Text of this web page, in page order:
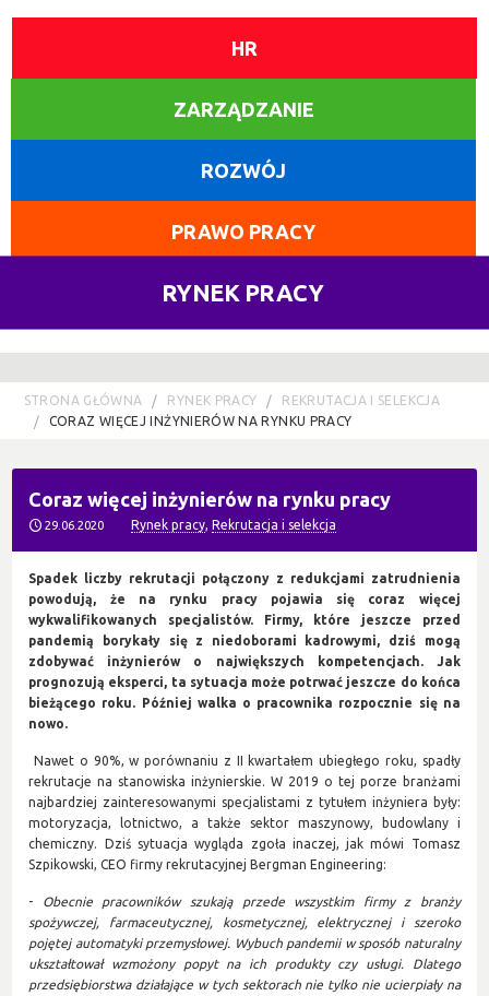
HR
ZARZĄDZANIE
ROZWÓJ
PRAWO PRACY
RYNEK PRACY
STRONA GŁÓWNA RYNEK PRACY
REKRUTACJA I SELEKCJA
CORAZ WIĘCEJ INŻYNIERÓW NA RYNKU PRACY
Coraz więcej inżynierów na rynku pracy
29.06.2020 Rynek pracy,Rekrutacja i selekcja
Spadek liczby rekrutacji połączony z redukcjami zatrudnienia
powodują, że na rynku pracy pojawia się coraz więcej
wykwalifikowanych specjalistów. Firmy, które jeszcze przed
pandemią borykały się z niedoborami kadrowymi, dziś mogą
zdobywać inżynierów o największych kompetencjach. Jak
prognozują eksperci, ta sytuacja może potrwać jeszcze do końca
bieżącego roku. Później walka o pracownika rozpocznie się na
nowo.
Nawet o 90%, w porównaniu z II kwartałem ubiegłego roku, spadły
rekrutacje na stanowiska inżynierskie. W 2019 o tej porze branżami
najbardziej zainteresowanymi specjalistami z tytułem inżyniera były:
motoryzacja, lotnictwo, a także sektor maszynowy, budowlany i
chemiczny. Dziś sytuacja wygląda zgoła inaczej, jak mówi Tomasz
Szpikowski, CEO firmy rekrutacyjnej Bergman Engineering:
- Obecnie pracowników szukają przede wszystkim firmy z branży
spożywczej, farmaceutycznej, kosmetycznej, elektrycznej i szeroko
pojętej automatyki przemysłowej. Wybuch pandemii w sposób naturalny
ukształtował wzmożony popyt na ich produkty czy usługi. Dlatego
przedsiębiorstwa działające w tych sektorach nie tylko nie ucierpiały na